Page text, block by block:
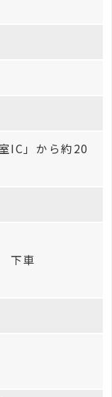
IC」から約20
下車